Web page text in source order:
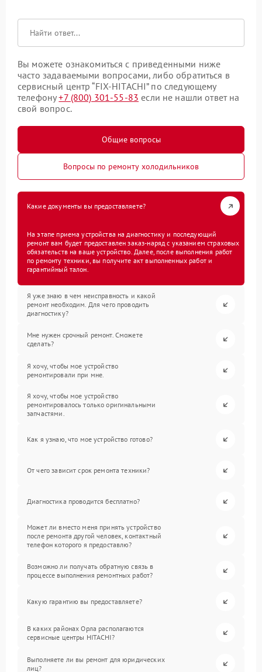
Вы можете ознакомиться с приведенными ниже
часто задаваемыми вопросами, либо обратиться в
сервисный центр “FIX-HITACHI” по следующему
телефону+7 (800) 301-55-83 если не нашли ответ на
свой вопрос.
Общие вопросы
Вопросы по ремонту холодильников
Какие документы вы предоставляете?
На этапе приема устройства на диагностику и последующий
ремонт вам будет предоставлен заказ-наряд с указанием страховых
обязательств на ваше устройство. Далее, после выполнения работ
по ремонту техники, вы получите акт выполненных работ и
гарантийный талон.
Я уже знаю в чем неисправность и какой
ремонт необходим. Для чего проводить
диагностику?
Мне нужен срочный ремонт. Сможете
сделать?
Я хочу, чтобы мое устройство
ремонтировали при мне.
Я хочу, чтобы мое устройство
ремонтировалось только оригинальными
запчастями.
Как я узнаю, что мое устройство готово?
От чего зависит срок ремонта техники?
Диагностика проводится бесплатно?
Может ли вместо меня принять устройство
после ремонта другой человек, контактный
телефон которого я предоставлю?
Возможно ли получать обратную связь в
процессе выполнения ремонтных работ?
Какую гарантию вы предоставляете?
В каких районах Орла располагаются
сервисные центры HITACHI?
Выполняете ли вы ремонт для юридических
лиц?